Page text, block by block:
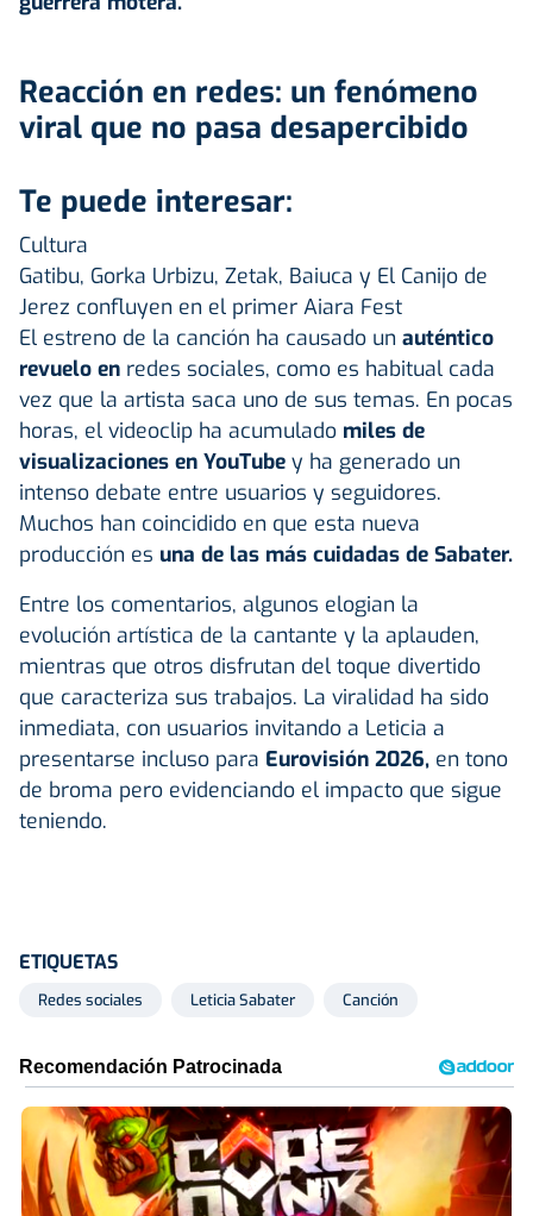
Reacción en redes: un fenómeno
viral que no pasa desapercibido
Te puede interesar:
Cultura
Gatibu, Gorka Urbizu, Zetak, Baiuca y El Canijo de
Jerez confluyen en el primer Aiara Fest
El estreno de la canción ha causado un auténtico
revuelo en redes sociales, como es habitual cada
vez que la artista saca uno de sus temas. En pocas
horas, el videoclip ha acumulado miles de
visualizaciones en YouTube y ha generado un
intenso debate entre usuarios y seguidores.
Muchos han coincidido en que esta nueva
producción es una de las más cuidadas de Sabater.
Entre los comentarios, algunos elogian la
evolución artística de la cantante y la aplauden,
mientras que otros disfrutan del toque divertido
que caracteriza sus trabajos. La viralidad ha sido
inmediata, con usuarios invitando a Leticia a
presentarse incluso para Eurovisión 2026, en tono
de broma pero evidenciando el impacto que sigue
teniendo.
ETIQUETAS
Redes sociales Leticia Sabater Canción